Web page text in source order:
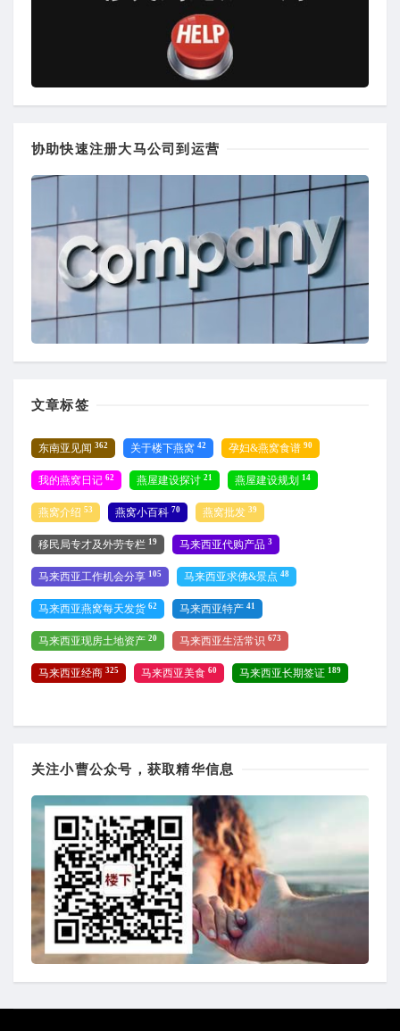
协助快速注册大马公司到运营
文章标签
东南亚见闻 362 关于楼下燕窝 42 孕妇&燕窝食谱 90
我的燕窝日记 62 燕屋建设探讨 21 燕屋建设规划 14
燕窝介绍 53 燕窝小百科 70 燕窝批发 39
移民局专才及外劳专栏 19 马来西亚代购产品 3
马来西亚工作机会分享 105 马来西亚求佛&景点 48
马来西亚燕窝每天发货 62 马来西亚特产 41
马来西亚现房土地资产 20 马来西亚生活常识 673
马来西亚经商 325 马来西亚美食 60 马来西亚长期签证 189
关注小曹公众号，获取精华信息